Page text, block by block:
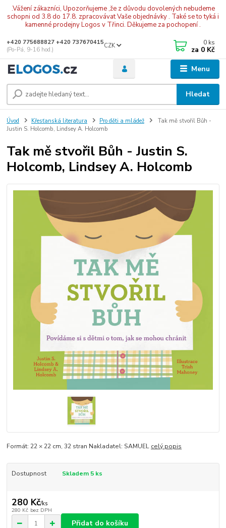
.Vážení zákazníci, Upozorňujeme ,že z důvodu dovolených nebudeme
schopni od 3.8 do 17.8. zpracovávat Vaše objednávky . Také se to tyká i
kamenné prodejny Logos v Třinci. Děkujeme za pochopení .
Menu
CZK
Hledat
+420 775688827 +420 737670415
(Po-Pá, 9-16 hod.)
0 ks
za 0 Kč
Úvod Křesťanská literatura Pro děti a mládež
Tak mě stvořil Bůh -
Justin S. Holcomb, Lindsey A. Holcomb
Tak mě stvořil Bůh - Justin S.
Holcomb, Lindsey A. Holcomb
Formát: 22 × 22 cm, 32 stran Nakladatel: SAMUEL celý popis
Dostupnost Skladem 5 ks
280 Kč/ks
280 Kč bez DPH
Přidat do košíku